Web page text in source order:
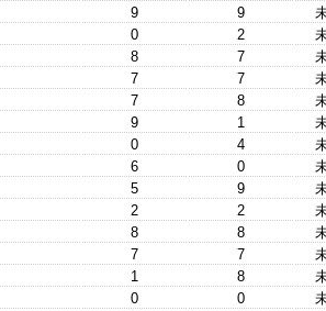
9 9
0 2
8 7
7 7
7 8
9 1
0 4
6 0
5 9
2 2
8 8
7 7
1 8
0 0